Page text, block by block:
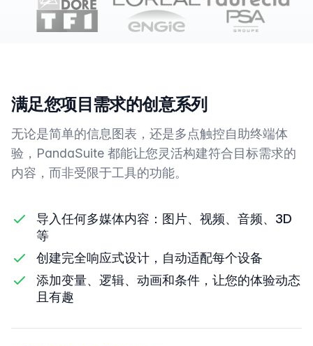
满足您项目需求的创意系列
无论是简单的信息图表，还是多点触控自助终端体
验，PandaSuite 都能让您灵活构建符合目标需求的
内容，而非受限于工具的功能。
导入任何多媒体内容：图片、视频、音频、3D
等
创建完全响应式设计，自动适配每个设备
添加变量、逻辑、动画和条件，让您的体验动态
且有趣